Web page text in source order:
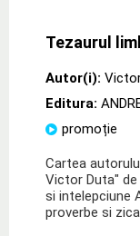
Tezaurul
Autor(i):
Editura:
promoție
Cartea
Victor Duta" de
si intelepciune
proverbe si